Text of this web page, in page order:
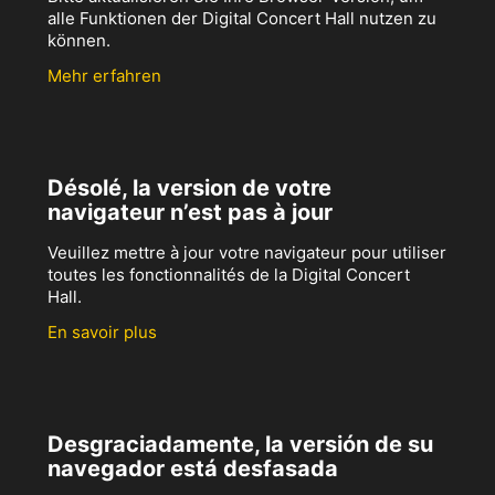
alle Funktionen der Digital Concert Hall nutzen zu
können.
Mehr erfahren
Désolé, la version de votre
navigateur n’est pas à jour
Veuillez mettre à jour votre navigateur pour utiliser
toutes les fonctionnalités de la Digital Concert
Hall.
En savoir plus
Desgraciadamente, la versión de su
navegador está desfasada